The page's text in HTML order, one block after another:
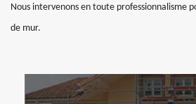
Nous intervenons en toute professionnalisme
de mur.